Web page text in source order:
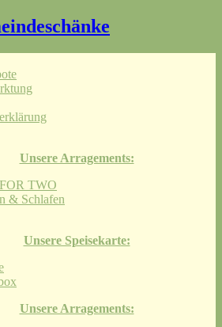
Unsere Arragements:
TWO
& Schlafen
Unsere Speisekarte:
Unsere Arragements: